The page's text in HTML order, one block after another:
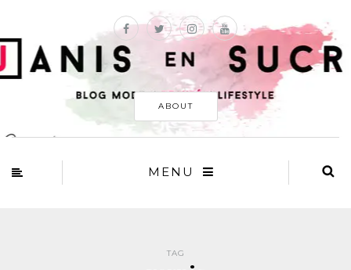
ABOUT
MENU
TAG